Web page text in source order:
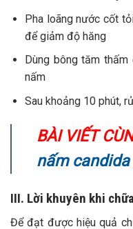
Pha loãng nước cốt
để giảm độ hăng
Dùng bông tăm
nấm
Sau khoảng 10 phút,
BÀI VIẾT
nấm
III. Lời khuyên khi
Để đạt được hiệu quả